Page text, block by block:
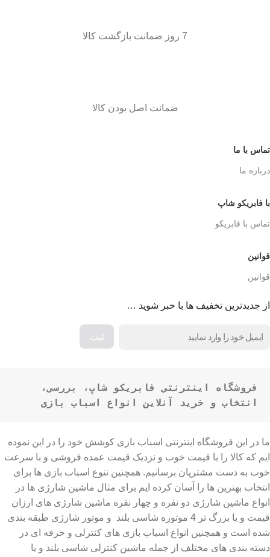
7 روز ضمانت بازگشت کالا
ضمانت اصل بودن کالا
تماس با ما
درباره ما
با فابریکو شاپ
تماس با فابریکو
قوانین
قوانین
از جدیدترین تخفیف ها با خبر شوید …
انتخاب و خرید آنلاین انواع اسباب بازی
ما در این فروشگاه اینترنتی اسباب بازی کوشش خود را در این نموده
ایم که کالا را با قیمت خوب و نزدیک قیمت عمده فروشی و با سرعت
خوب به دست مشتریان برسانیم. همچنین تنوع اسباب بازی ها برای
انتخاب بهترین ها را آسان کرده ایم برای مثال ماشین شارژی ها در
انواع ماشین شارژی دو نفره و چهار نفره ماشین شارژی های ارزان
قیمت و یا بزرگ تر 4 موتوره شاسی بلند و موتور شارژی طبقه بندی
شده است و همچنین انواع اسباب بازی های کنترلی و حرفه ای در
دسته بندی های مختلف از جمله ماشین کنترلی شاسی بلند و یا